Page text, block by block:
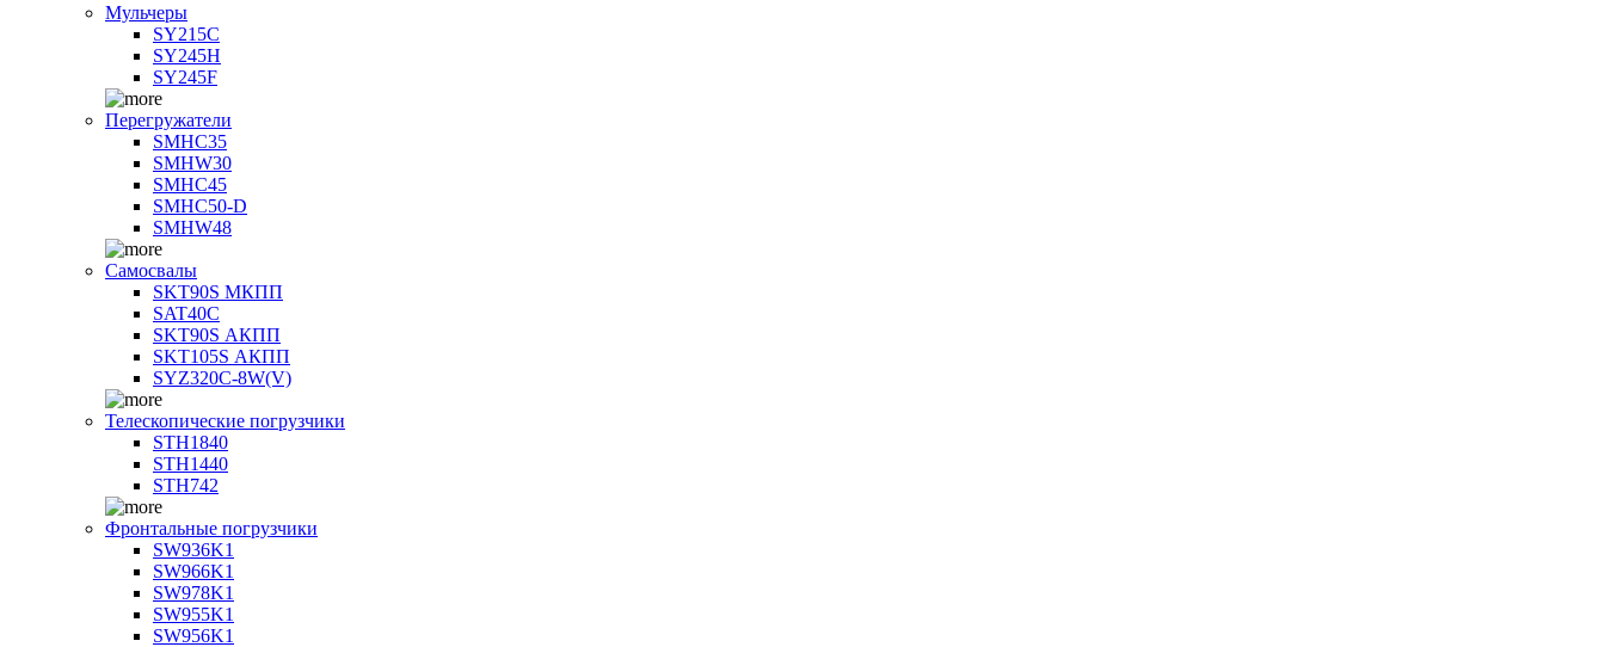
Мульчеры
SY215C
SY245H
SY245F
Перегружатели
SMHC35
SMHW30
SMHC45
SMHC50-D
SMHW48
Самосвалы
SKT90S МКПП
SAT40C
SKT90S АКПП
SKT105S АКПП
SYZ320C-8W(V)
Телескопические погрузчики
STH1840
STH1440
STH742
Фронтальные погрузчики
SW936K1
SW966K1
SW978K1
SW955K1
SW956K1